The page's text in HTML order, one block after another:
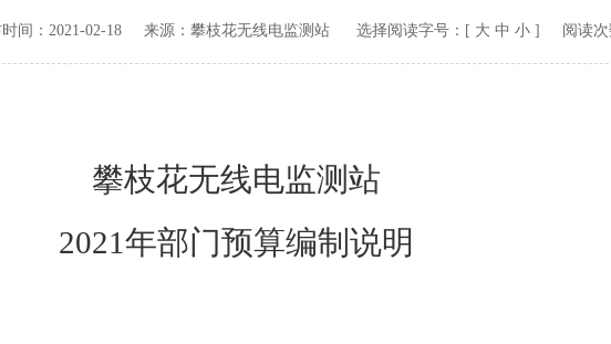
间： 2021-02-18 来源： 攀枝花无线电监测站 选择阅读字号：[ 大 中 小 ] 阅读次
攀枝花无线电监测站
2021年部门预算编制说明